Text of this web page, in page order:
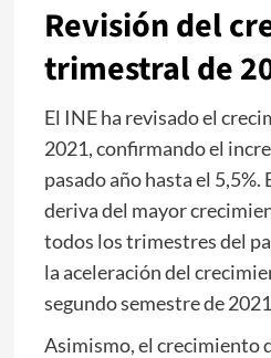
Revisión del
trimestral de
El INE ha revisado el
2021, confirmando el
pasado año hasta el 5,5%.
deriva del mayor
todos los trimestres del
la aceleración del
segundo semestre de
Asimismo, el crecimiento